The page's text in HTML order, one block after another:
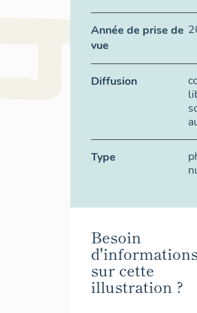
Année de prise de
vue
Diffusion
Type
Besoin
sur cette
illustration ?